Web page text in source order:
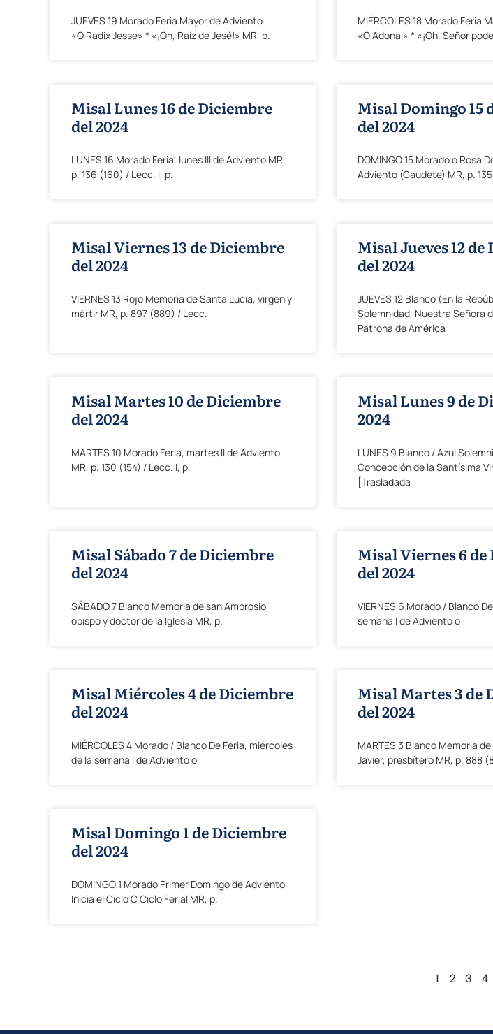
JUEVES 19 Morado Feria Mayor de Adviento
«O Radix Jesse» * «¡Oh, Raíz de Jesé!» MR, p.
MIÉRCOLES 18 Morado Feria
«O Adonai» * «¡Oh, Señor
Misal Lunes 16 de Diciembre
del 2024
LUNES 16 Morado Feria, lunes III de Adviento MR,
p. 136 (160) / Lecc. I, p.
Misal Domingo 15
del 2024
DOMINGO 15 Morado o Rosa
Adviento (Gaudete) MR, p.
Misal Viernes 13 de Diciembre
del 2024
VIERNES 13 Rojo Memoria de Santa Lucía, virgen y
mártir MR, p. 897 (889) / Lecc.
Misal Jueves 12
del 2024
JUEVES 12 Blanco (En la
Solemnidad, Nuestra Señora
Patrona de América
Misal Martes 10 de Diciembre
del 2024
MARTES 10 Morado Feria, martes II de Adviento
MR, p. 130 (154) / Lecc. I, p.
Misal Lunes 9 de
2024
LUNES 9 Blanco / Azul
Concepción de la Santísima
[Trasladada
Misal Sábado 7 de Diciembre
del 2024
SÁBADO 7 Blanco Memoria de san Ambrosio,
obispo y doctor de la Iglesia MR, p.
Misal Viernes 6
del 2024
VIERNES 6 Morado / Blanco
semana I de Adviento o
Misal Miércoles 4 de Diciembre
del 2024
MIÉRCOLES 4 Morado / Blanco De Feria, miércoles
de la semana I de Adviento o
Misal Martes 3 de
del 2024
MARTES 3 Blanco Memoria
Javier, presbítero MR, p. 888
Misal Domingo 1 de Diciembre
del 2024
DOMINGO 1 Morado Primer Domingo de Adviento
Inicia el Ciclo C Ciclo Ferial MR, p.
1 2 3 4